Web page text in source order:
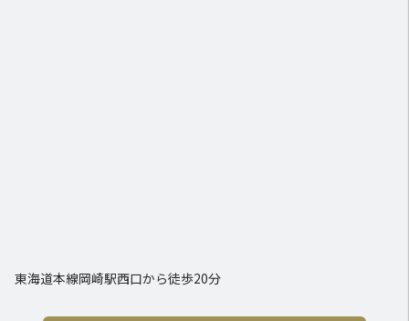
東海道本線岡崎駅西口から徒歩20分